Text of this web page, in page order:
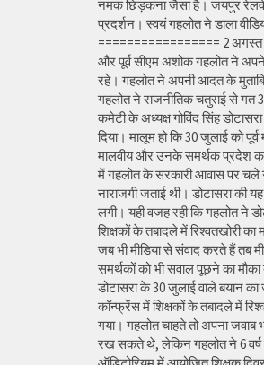
नमक छिड़कना जैसा है। जयपुर रेलवे
प्रदर्शन। स्वयं गहलोत ने डाला
================= 2 अगस्त
और पूर्व सीएम अशोक गहलोत ने
रहे। गहलोत ने अपनी आदत के
गहलोत ने राजनीतिक चतुराई से गत
कमेटी के अध्यक्ष गोविंद सिंह
दिया। मालूम हो कि 30 जुलाई को
मालवीय और उनके समर्थक प्रदेश
में गहलोत के सरकारी आवास पर चले
नाराजगी जताई थी। डोटासरा की
लगी। यही वजह रही कि गहलोत ने
शिक्षकों के तबादले में रिश्वतखोरी का
जब भी मीडिया से संवाद करते हैं तब
समर्थकों को भी सवाल पूछने का
डोटासरा के 30 जुलाई वाले बयान
कॉन्फ्रेंस में शिक्षकों के तबादले में
गया। गहलोत चाहते तो अपना
रख सकते थे, लेकिन गहलोत ने 6 वर्ष